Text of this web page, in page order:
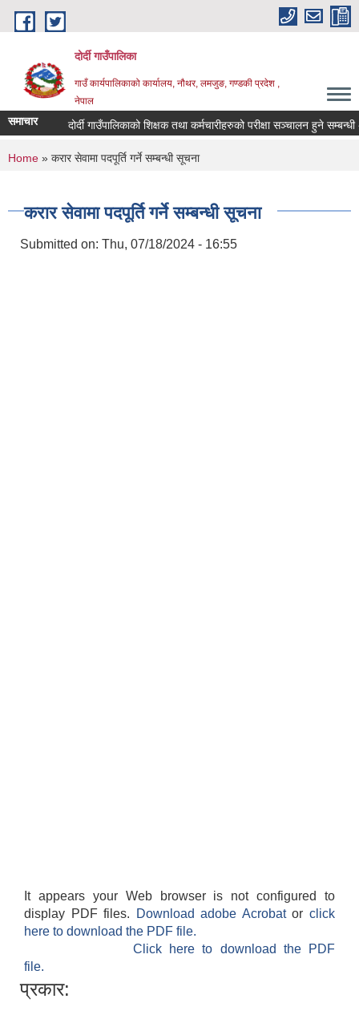
Skip to main content
दोर्दी गाउँपालिका
गाउँ कार्यपालिकाको कार्यालय, नौथर, लमजुङ, गण्डकी प्रदेश ,
नेपाल
समाचार दोर्दी गाउँपालिकाको शिक्षक तथा कर्मचारीहरुको परीक्षा सञ्चालन हुने सम्बन्धी
You are here
Home » करार सेवामा पदपूर्ति गर्ने सम्बन्धी सूचना
करार सेवामा पदपूर्ति गर्ने सम्बन्धी सूचना
Submitted on: Thu, 07/18/2024 - 16:55
It appears your Web browser is not configured to
display PDF files.
Download adobe Acrobatorclick
here to download the PDF file.
Click here to download the PDF
file.
प्रकार: